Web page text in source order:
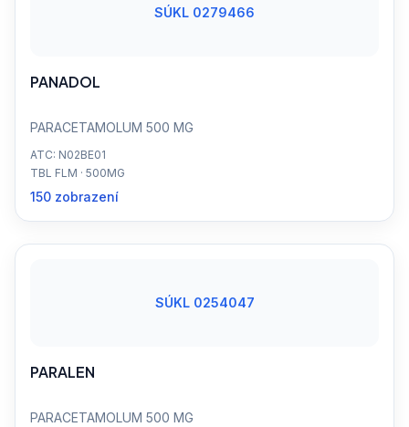
SÚKL 0279466
PANADOL
PARACETAMOLUM 500 MG
ATC: N02BE01
TBL FLM · 500MG
150 zobrazení
SÚKL 0254047
PARALEN
PARACETAMOLUM 500 MG